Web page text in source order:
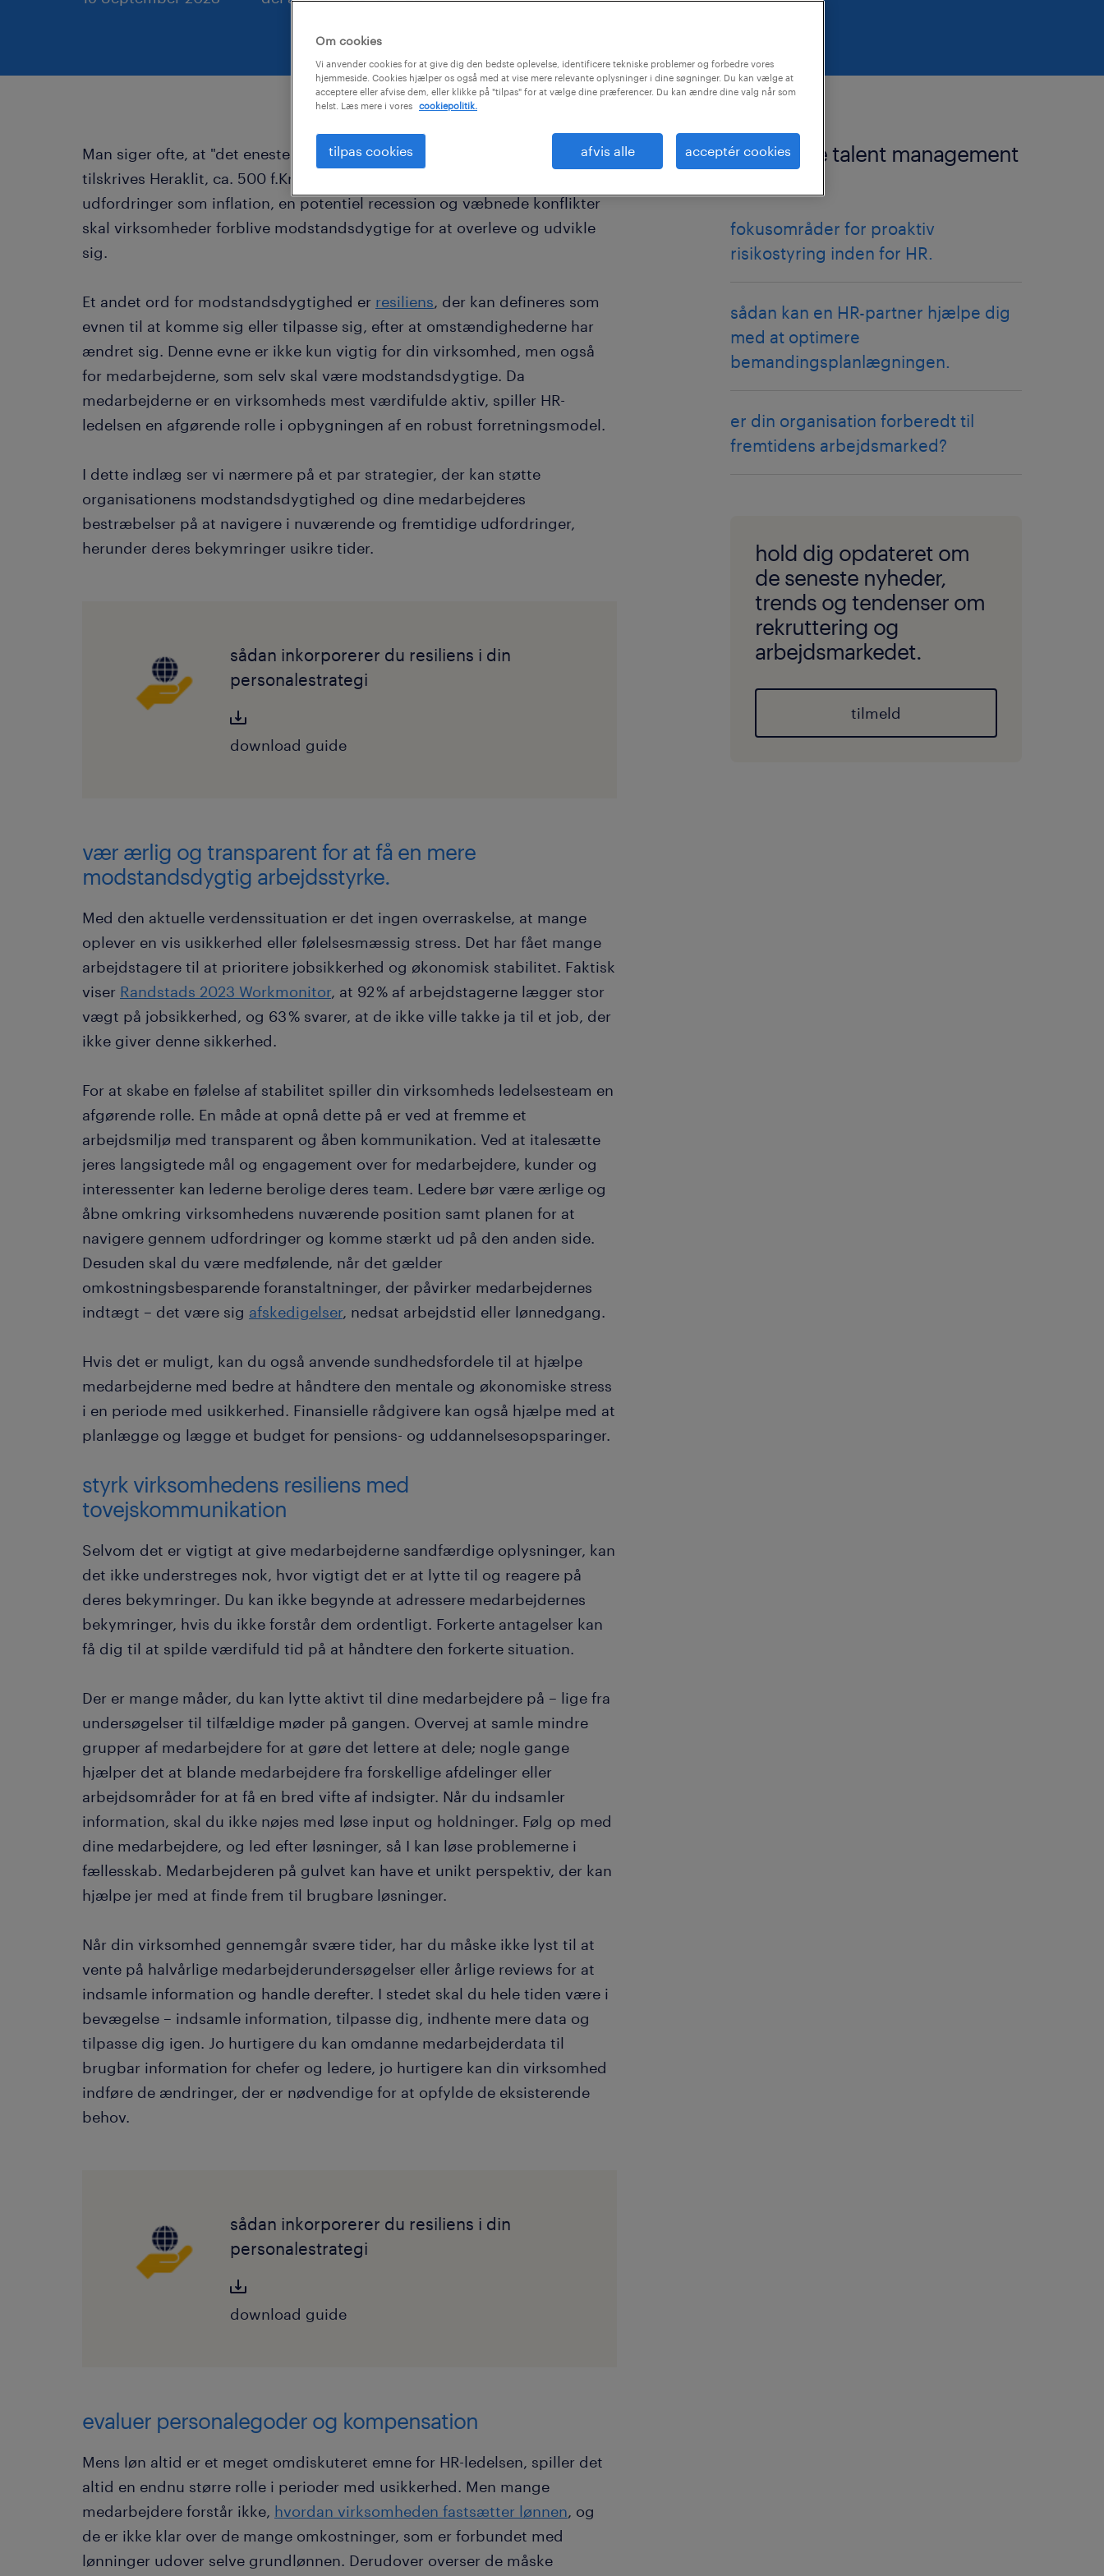
Man siger ofte, at "det eneste konstante er forandring", og dette citat, der
tilskrives Heraklit, ca. 500 f.Kr., er stadig yderst relevant i dag. Med
udfordringer som inflation, en potentiel recession og væbnede konflikter
skal virksomheder forblive modstandsdygtige for at overleve og udvikle
sig.
Et andet ord for modstandsdygtighed er resiliens, der kan defineres som
evnen til at komme sig eller tilpasse sig, efter at omstændighederne har
ændret sig. Denne evne er ikke kun vigtig for din virksomhed, men også
for medarbejderne, som selv skal være modstandsdygtige. Da
medarbejderne er en virksomheds mest værdifulde aktiv, spiller HR-
ledelsen en afgørende rolle i opbygningen af en robust forretningsmodel.
I dette indlæg ser vi nærmere på et par strategier, der kan støtte
organisationens modstandsdygtighed og dine medarbejderes
bestræbelser på at navigere i nuværende og fremtidige udfordringer,
herunder deres bekymringer usikre tider.
sådan inkorporerer du resiliens i din
personalestrategi
download guide
vær ærlig og transparent for at få en mere
modstandsdygtig arbejdsstyrke.
Med den aktuelle verdenssituation er det ingen overraskelse, at mange
oplever en vis usikkerhed eller følelsesmæssig stress. Det har fået mange
arbejdstagere til at prioritere jobsikkerhed og økonomisk stabilitet. Faktisk
viser Randstads 2023 Workmonitor, at 92 % af arbejdstagerne lægger stor
vægt på jobsikkerhed, og 63 % svarer, at de ikke ville takke ja til et job, der
ikke giver denne sikkerhed.
For at skabe en følelse af stabilitet spiller din virksomheds ledelsesteam en
afgørende rolle. En måde at opnå dette på er ved at fremme et
arbejdsmiljø med transparent og åben kommunikation. Ved at italesætte
jeres langsigtede mål og engagement over for medarbejdere, kunder og
interessenter kan lederne berolige deres team. Ledere bør være ærlige og
åbne omkring virksomhedens nuværende position samt planen for at
navigere gennem udfordringer og komme stærkt ud på den anden side.
Desuden skal du være medfølende, når det gælder
omkostningsbesparende foranstaltninger, der påvirker medarbejdernes
indtægt – det være sig afskedigelser, nedsat arbejdstid eller lønnedgang.
Hvis det er muligt, kan du også anvende sundhedsfordele til at hjælpe
medarbejderne med bedre at håndtere den mentale og økonomiske stress
i en periode med usikkerhed. Finansielle rådgivere kan også hjælpe med at
planlægge og lægge et budget for pensions- og uddannelsesopsparinger.
styrk virksomhedens resiliens med
tovejskommunikation
Selvom det er vigtigt at give medarbejderne sandfærdige oplysninger, kan
det ikke understreges nok, hvor vigtigt det er at lytte til og reagere på
deres bekymringer. Du kan ikke begynde at adressere medarbejdernes
bekymringer, hvis du ikke forstår dem ordentligt. Forkerte antagelser kan
få dig til at spilde værdifuld tid på at håndtere den forkerte situation.
Der er mange måder, du kan lytte aktivt til dine medarbejdere på – lige fra
undersøgelser til tilfældige møder på gangen. Overvej at samle mindre
grupper af medarbejdere for at gøre det lettere at dele; nogle gange
hjælper det at blande medarbejdere fra forskellige afdelinger eller
arbejdsområder for at få en bred vifte af indsigter. Når du indsamler
information, skal du ikke nøjes med løse input og holdninger. Følg op med
dine medarbejdere, og led efter løsninger, så I kan løse problemerne i
fællesskab. Medarbejderen på gulvet kan have et unikt perspektiv, der kan
hjælpe jer med at finde frem til brugbare løsninger.
Når din virksomhed gennemgår svære tider, har du måske ikke lyst til at
vente på halvårlige medarbejderundersøgelser eller årlige reviews for at
indsamle information og handle derefter. I stedet skal du hele tiden være i
bevægelse – indsamle information, tilpasse dig, indhente mere data og
tilpasse dig igen. Jo hurtigere du kan omdanne medarbejderdata til
brugbar information for chefer og ledere, jo hurtigere kan din virksomhed
indføre de ændringer, der er nødvendige for at opfylde de eksisterende
behov.
sådan inkorporerer du resiliens i din
personalestrategi
download guide
evaluer personalegoder og kompensation
Mens løn altid er et meget omdiskuteret emne for HR-ledelsen, spiller det
altid en endnu større rolle i perioder med usikkerhed. Men mange
medarbejdere forstår ikke, hvordan virksomheden fastsætter lønnen, og
de er ikke klar over de mange omkostninger, som er forbundet med
lønninger udover selve grundlønnen. Derudover overser de måske
relaterede talent management
artikler
fokusområder for proaktiv
risikostyring inden for HR.
sådan kan en HR-partner hjælpe dig
med at optimere
bemandingsplanlægningen.
er din organisation forberedt til
fremtidens arbejdsmarked?
hold dig opdateret om
de seneste nyheder,
trends og tendenser om
rekruttering og
arbejdsmarkedet.
tilmeld
Om cookies
Vi anvender cookies for at give dig den bedste oplevelse, identificere tekniske problemer og forbedre vores
hjemmeside. Cookies hjælper os også med at vise mere relevante oplysninger i dine søgninger. Du kan vælge at
acceptere eller afvise dem, eller klikke på "tilpas" for at vælge dine præferencer. Du kan ændre dine valg når som
helst. Læs mere i vores
cookiepolitik.
tilpas cookies afvis alle acceptér cookies